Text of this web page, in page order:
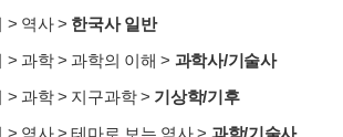
> 역사> 한국사 일반
> 과학>과학의 이해 > 과학사/기술사
> 과학> 지구과학> 기상학/기후
> 역사>테마로 보는 역사> 과학/기술사